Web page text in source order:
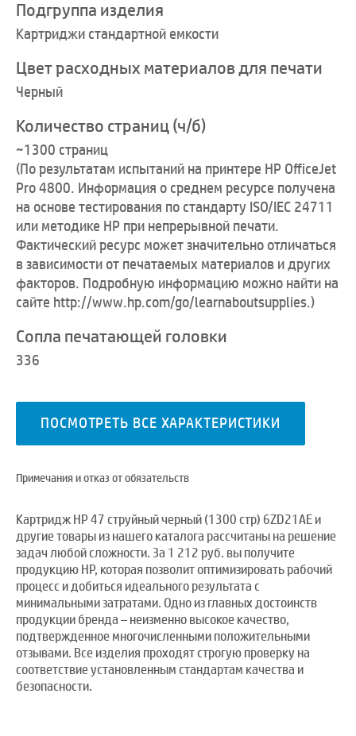
Подгруппа изделия
Картриджи стандартной емкости
Цвет расходных материалов для печати
Черный
Количество страниц (ч/б)
~1300 страниц
(По результатам испытаний на принтере HP OfficeJet
Pro 4800. Информация о среднем ресурсе получена
на основе тестирования по стандарту ISO/IEC 24711
или методике НР при непрерывной печати.
Фактический ресурс может значительно отличаться
в зависимости от печатаемых материалов и других
факторов. Подробную информацию можно найти на
сайте http://www.hp.com/go/learnaboutsupplies.)
Сопла печатающей головки
336
ПОСМОТРЕТЬ ВСЕ ХАРАКТЕРИСТИКИ
Примечания и отказ от обязательств
Картридж HP 47 струйный черный (1300 стр) 6ZD21AE и
другие товары из нашего каталога рассчитаны на решение
задач любой сложности. За 1 212 руб. вы получите
продукцию HP, которая позволит оптимизировать рабочий
процесс и добиться идеального результата с
минимальными затратами. Одно из главных достоинств
продукции бренда – неизменно высокое качество,
подтвержденное многочисленными положительными
отзывами. Все изделия проходят строгую проверку на
соответствие установленным стандартам качества и
безопасности.